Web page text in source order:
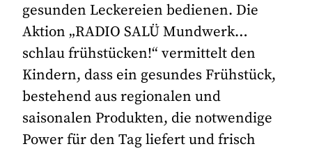
gesunden Leckereien bedienen. Die
Aktion „RADIO SALÜ Mundwerk…
schlau frühstücken!“ vermittelt den
Kindern, dass ein gesundes Frühstück,
bestehend aus regionalen und
saisonalen Produkten, die notwendige
Power für den Tag liefert und frisch